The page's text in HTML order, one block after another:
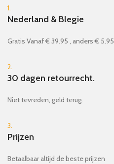
1.
Nederland & Blegie
Gratis Vanaf € 39.95 , anders € 5.95
2.
30 dagen retourrecht.
Niet tevreden, geld terug.
3.
Prijzen
Betaalbaar altijd de beste prijzen